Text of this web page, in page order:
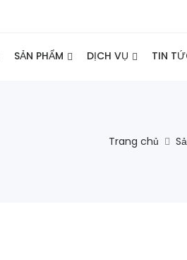
SẢN PHẨM DỊCH VỤ TIN
Trang chủ